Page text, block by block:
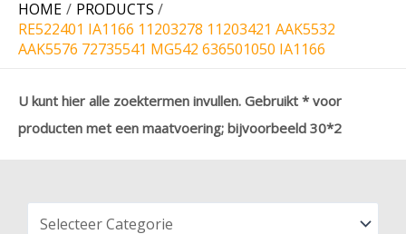
HOME
PRODUCTS
RE522401 IA1166 11203278 11203421 AAK5532
AAK5576 72735541 MG542 636501050 IA1166
U kunt hier alle zoektermen invullen. Gebruikt * voor
producten met een maatvoering; bijvoorbeeld 30*2